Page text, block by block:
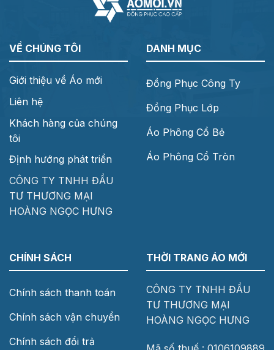
VỀ CHÚNG TÔI
Giới thiệu về Áo mới
Liên hệ
Khách hàng của chúng
tôi
Định hướng phát triển
CÔNG TY TNHH ĐẦU
TƯ THƯƠNG MẠI
HOÀNG NGỌC HƯNG
DANH MỤC
Đồng Phục Công Ty
Đồng Phục Lớp
Áo Phông Cổ Bẻ
Áo Phông Cổ Tròn
CHÍNH SÁCH
Chính sách thanh toán
Chính sách vận chuyển
Chính sách đổi trả
THỜI TRANG ÁO MỚI
CÔNG TY TNHH ĐẦU
TƯ THƯƠNG MẠI
HOÀNG NGỌC HƯNG